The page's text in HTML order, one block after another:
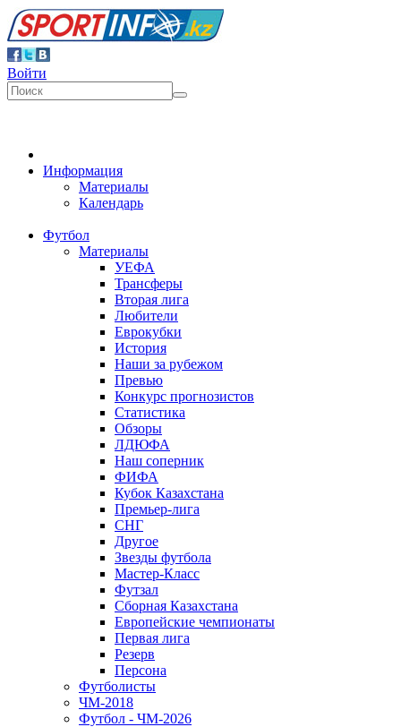
Войти
Информация
Материалы
Календарь
Футбол
Материалы
УЕФА
Трансферы
Вторая лига
Любители
Еврокубки
История
Наши за рубежом
Превью
Конкурс прогнозистов
Статистика
Обзоры
ЛДЮФА
Наш соперник
ФИФА
Кубок Казахстана
Премьер-лига
СНГ
Другое
Звезды футбола
Мастер-Класс
Футзал
Сборная Казахстана
Европейские чемпионаты
Первая лига
Резерв
Персона
Футболисты
ЧМ-2018
Футбол - ЧМ-2026